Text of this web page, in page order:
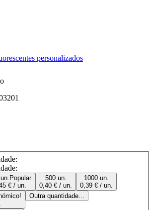
personalizados
Popular
€ / un.
500 un.
0,40 € / un.
1000 un.
0,39 € / un.
Outra quantidade...